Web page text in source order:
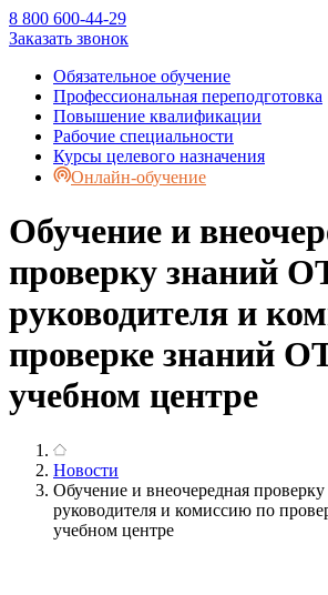
8 800 600-44-29
Заказать звонок
Обязательное обучение
Профессиональная переподготовка
Повышение квалификации
Рабочие специальности
Курсы целевого назначения
Онлайн-обучение
Обучение и
проверку знаний
руководителя и
проверке знаний
учебном центре
Новости
Обучение и внеочередная
руководителя и комиссию по
учебном центре